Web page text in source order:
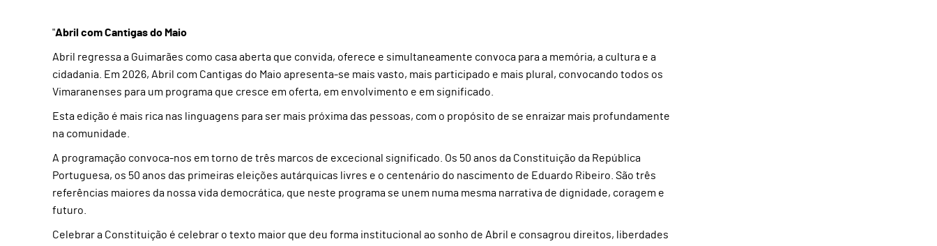
"Abril com Cantigas do Maio
Abril regressa a Guimarães como casa aberta que convida, oferece e simultaneamente convoca para a memória, a cultura e a
cidadania. Em 2026, Abril com Cantigas do Maio apresenta-se mais vasto, mais participado e mais plural, convocando todos os
Vimaranenses para um programa que cresce em oferta, em envolvimento e em significado.
Esta edição é mais rica nas linguagens para ser mais próxima das pessoas, com o propósito de se enraizar mais profundamente
na comunidade.
A programação convoca-nos em torno de três marcos de excecional significado. Os 50 anos da Constituição da República
Portuguesa, os 50 anos das primeiras eleições autárquicas livres e o centenário do nascimento de Eduardo Ribeiro. São três
referências maiores da nossa vida democrática, que neste programa se unem numa mesma narrativa de dignidade, coragem e
futuro.
Celebrar a Constituição é celebrar o texto maior que deu forma institucional ao sonho de Abril e consagrou direitos, liberdades